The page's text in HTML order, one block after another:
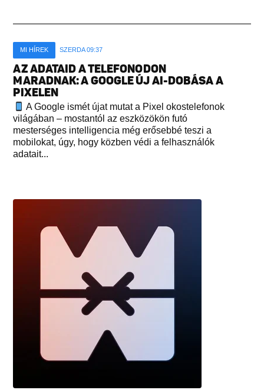
MI HÍREK SZERDA 09:37
AZ ADATAID A TELEFONODON
MARADNAK: A GOOGLE ÚJ AI-DOBÁSA A
PIXELEN
A Google ismét újat mutat a Pixel okostelefonok
világában – mostantól az eszközökön futó
mesterséges intelligencia még erősebbé teszi a
mobilokat, úgy, hogy közben védi a felhasználók
adatait...